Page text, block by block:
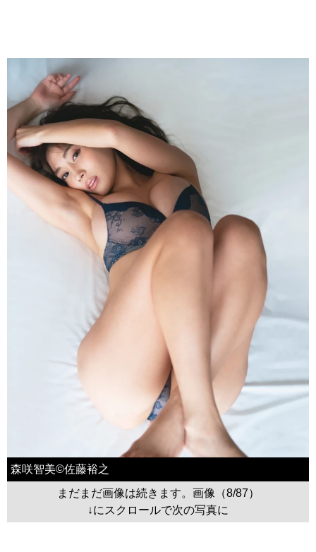
森咲智美©佐藤裕之
まだまだ画像は続きます。画像（8/87）
↓にスクロールで次の写真に